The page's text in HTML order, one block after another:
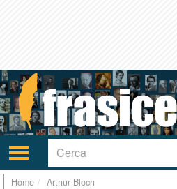
Attiva/disattiva
navigazione
Home Arthur Bloch